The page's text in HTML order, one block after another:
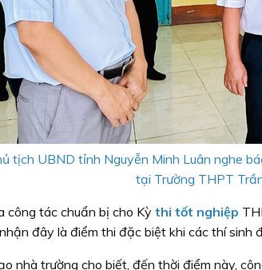
tịch UBND tỉnh Nguyễn Minh Luân nghe
tại Trường THPT
công tác chuẩn bị cho Kỳ thi tốt nghiệp
đây là điểm thi đặc biệt khi các thí sinh
nhà trường cho biết, đến thời điểm này,